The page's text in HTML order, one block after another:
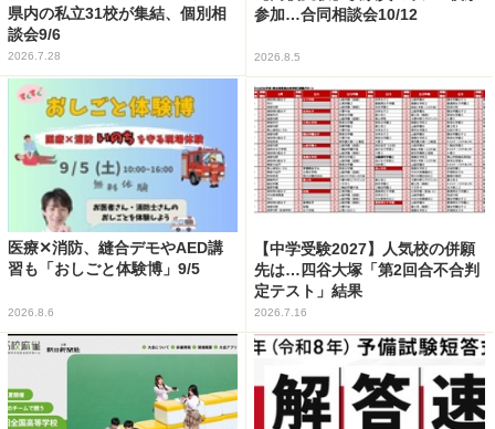
県内の私立31校が集結、個別相
談会9/6
2026.7.28
参加…合同相談会10/12
2026.8.5
医療✕消防、縫合デモやAED講
習も「おしごと体験博」9/5
2026.8.6
【中学受験2027】人気校の併願
先は…四谷大塚「第2回合不合判
定テスト」結果
2026.7.16